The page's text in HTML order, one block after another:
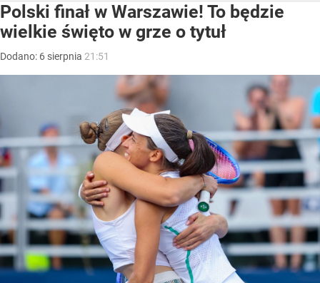
Polski finał w Warszawie! To będzie
wielkie święto w grze o tytuł
Dodano: 6 sierpnia 21:51